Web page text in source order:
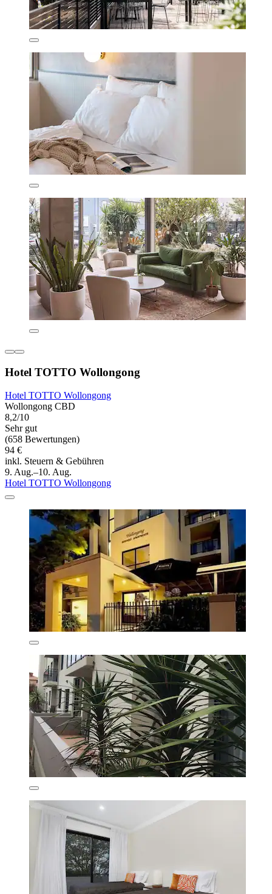
Hotel TOTTO Wollongong
Hotel TOTTO Wollongong
Wollongong CBD
8,2/10
Sehr gut
(658 Bewertungen)
94 €
inkl. Steuern & Gebühren
9. Aug.–10. Aug.
Hotel TOTTO Wollongong